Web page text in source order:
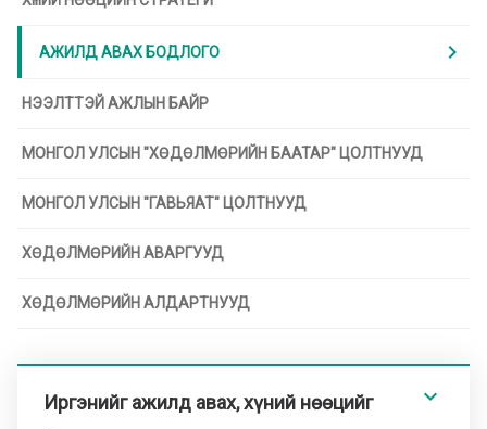
АЖИЛД АВАХ БОДЛОГО chevron_right
НЭЭЛТТЭЙ АЖЛЫН БАЙР
МОНГОЛ УЛСЫН "ХӨДӨЛМӨРИЙН БААТАР" ЦОЛТНУУД
МОНГОЛ УЛСЫН "ГАВЬЯАТ" ЦОЛТНУУД
ХӨДӨЛМӨРИЙН АВАРГУУД
ХӨДӨЛМӨРИЙН АЛДАРТНУУД
Иргэнийг ажилд авах, хүний нөөцийг
expand_less